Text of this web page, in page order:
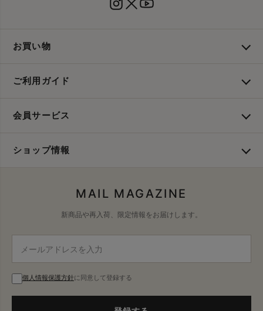
お買い物
ご利用ガイド
会員サービス
ショップ情報
MAIL MAGAZINE
新商品や再入荷、限定情報をお届けします。
個人情報保護方針に同意して登録する